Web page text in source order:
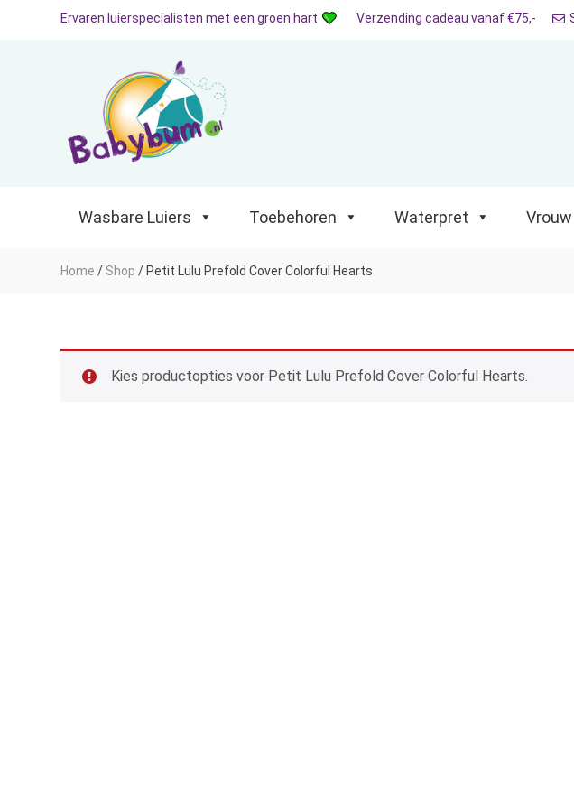
Wasbare Luiers Toebehoren
Ervaren luierspecialisten met een groen hart Verzending cadeau vanaf €75,-
Wasbare Luiers Toebehoren Waterpret Vrouw
Home / Shop / Petit Lulu Prefold Cover Colorful Hearts
Kies productopties voor Petit Lulu Prefold Cover Colorful Hearts.